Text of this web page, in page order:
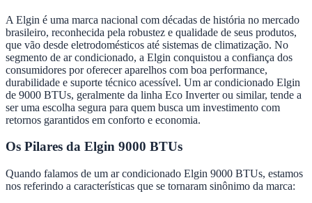
A Elgin é uma marca nacional com décadas de história no mercado
brasileiro, reconhecida pela robustez e qualidade de seus produtos,
que vão desde eletrodomésticos até sistemas de climatização. No
segmento de ar condicionado, a Elgin conquistou a confiança dos
consumidores por oferecer aparelhos com boa performance,
durabilidade e suporte técnico acessível. Um ar condicionado Elgin
de 9000 BTUs, geralmente da linha Eco Inverter ou similar, tende a
ser uma escolha segura para quem busca um investimento com
retornos garantidos em conforto e economia.
Os Pilares da Elgin 9000 BTUs
Quando falamos de um ar condicionado Elgin 9000 BTUs, estamos
nos referindo a características que se tornaram sinônimo da marca: